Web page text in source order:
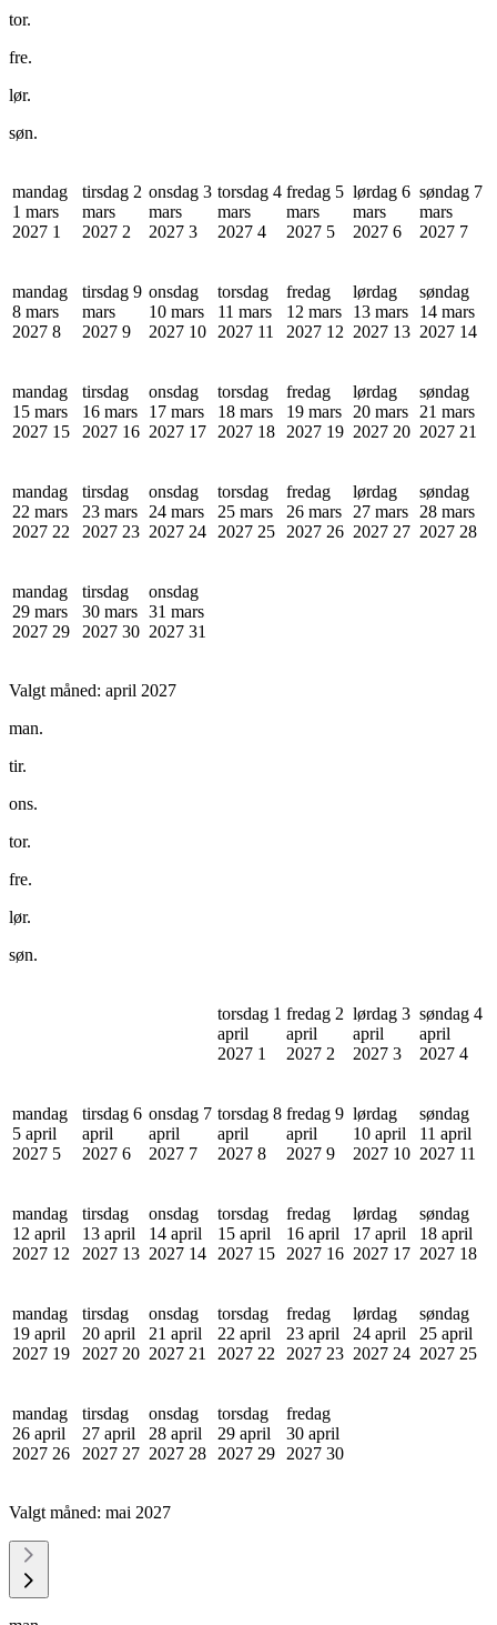
tor.
fre.
lør.
søn.
mandag
1 mars
2027 1
tirsdag 2
mars
2027 2
onsdag 3
mars
2027 3
torsdag 4
mars
2027 4
fredag 5
mars
2027 5
lørdag 6
mars
2027 6
søndag 7
mars
2027 7
mandag
8 mars
2027 8
tirsdag 9
mars
2027 9
onsdag
10 mars
2027 10
torsdag
11 mars
2027 11
fredag
12 mars
2027 12
lørdag
13 mars
2027 13
søndag
14 mars
2027 14
mandag
15 mars
2027 15
tirsdag
16 mars
2027 16
onsdag
17 mars
2027 17
torsdag
18 mars
2027 18
fredag
19 mars
2027 19
lørdag
20 mars
2027 20
søndag
21 mars
2027 21
mandag
22 mars
2027 22
tirsdag
23 mars
2027 23
onsdag
24 mars
2027 24
torsdag
25 mars
2027 25
fredag
26 mars
2027 26
lørdag
27 mars
2027 27
søndag
28 mars
2027 28
mandag
29 mars
2027 29
tirsdag
30 mars
2027 30
onsdag
31 mars
2027 31
Valgt måned: april 2027
man.
tir.
ons.
tor.
fre.
lør.
søn.
torsdag 1
april
2027 1
fredag 2
april
2027 2
lørdag 3
april
2027 3
søndag 4
april
2027 4
mandag
5 april
2027 5
tirsdag 6
april
2027 6
onsdag 7
april
2027 7
torsdag 8
april
2027 8
fredag 9
april
2027 9
lørdag
10 april
2027 10
søndag
11 april
2027 11
mandag
12 april
2027 12
tirsdag
13 april
2027 13
onsdag
14 april
2027 14
torsdag
15 april
2027 15
fredag
16 april
2027 16
lørdag
17 april
2027 17
søndag
18 april
2027 18
mandag
19 april
2027 19
tirsdag
20 april
2027 20
onsdag
21 april
2027 21
torsdag
22 april
2027 22
fredag
23 april
2027 23
lørdag
24 april
2027 24
søndag
25 april
2027 25
mandag
26 april
2027 26
tirsdag
27 april
2027 27
onsdag
28 april
2027 28
torsdag
29 april
2027 29
fredag
30 april
2027 30
Valgt måned: mai 2027